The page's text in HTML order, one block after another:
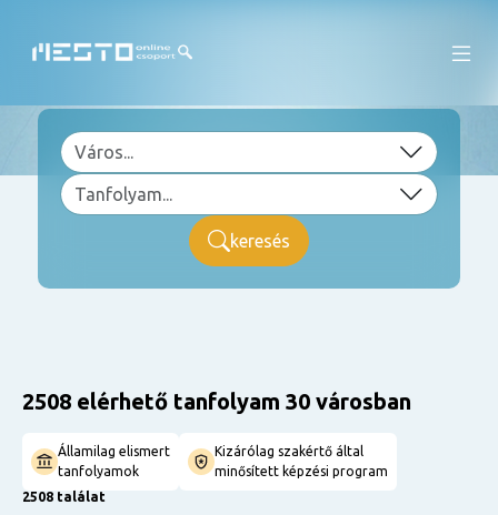
keresés
2508 elérhető tanfolyam 30 városban
Államilag elismert
tanfolyamok
Kizárólag szakértő által
minősített képzési program
2508 találat